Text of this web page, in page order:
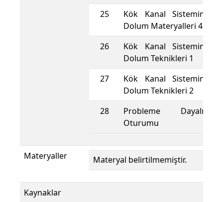
25
Kök Kanal Sisteminde
Dolum Materyalleri 4
26
Kök Kanal Sisteminde
Dolum Teknikleri 1
27
Kök Kanal Sisteminde
Dolum Teknikleri 2
28
Probleme Dayalı
Oturumu
Materyaller Materyal belirtilmemiştir.
Kaynaklar